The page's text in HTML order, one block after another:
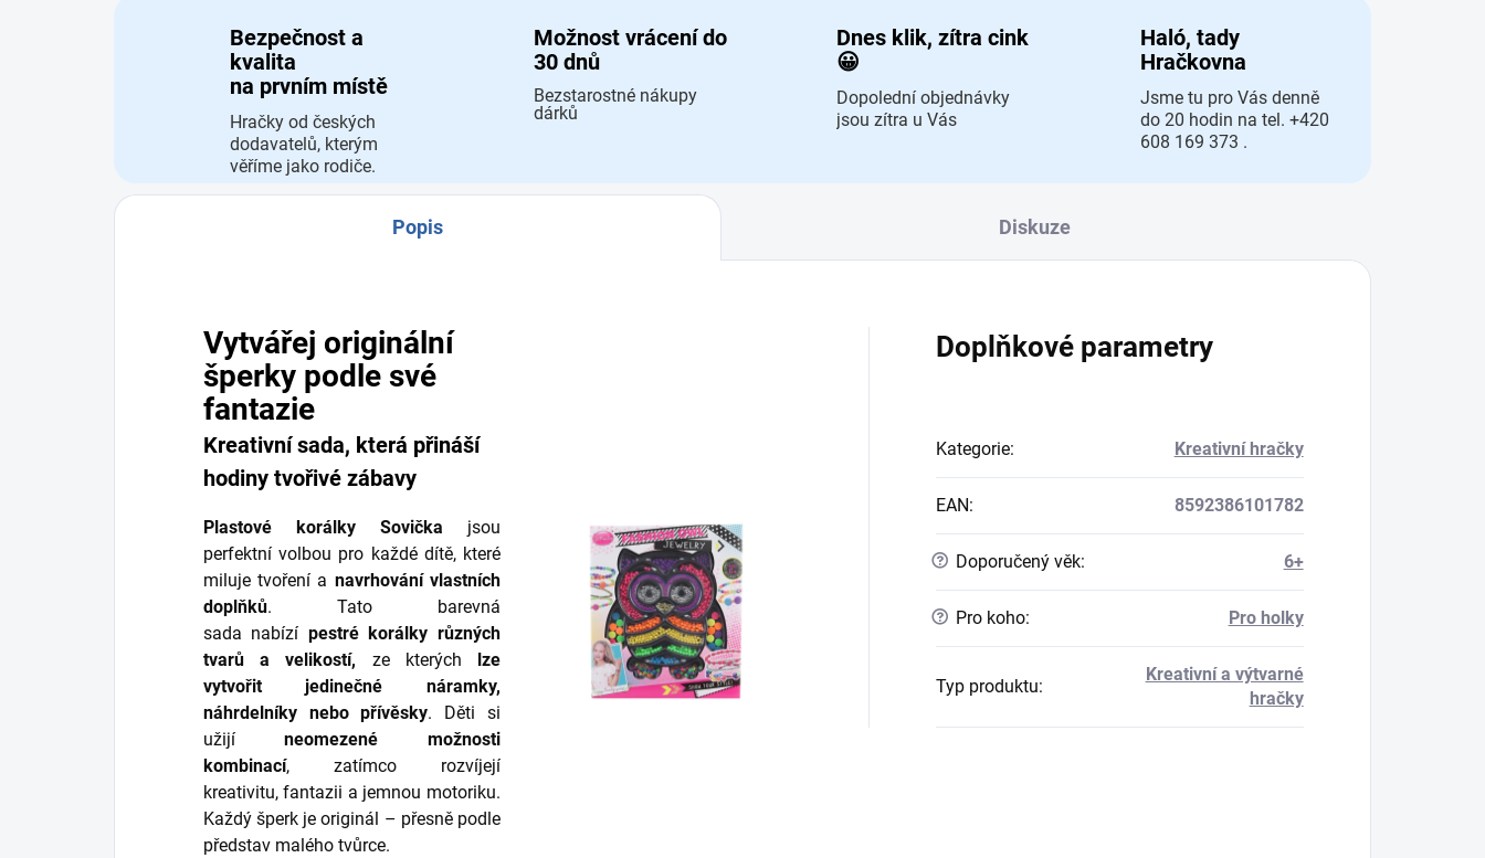
Bezpečnost a
kvalita
na prvním místě
Hračky od českých
dodavatelů, kterým
věříme jako rodiče.
Možnost vrácení do
30 dnů
Bezstarostné nákupy
dárků
Dnes klik, zítra cink
😀
Dopolední objednávky
jsou zítra u Vás
Haló, tady
Hračkovna
Jsme tu pro Vás denně
do 20 hodin na tel. +420
608 169 373 .
Popis Diskuze
Vytvářej originální
šperky podle své
fantazie
Kreativní sada, která přináší
hodiny tvořivé zábavy
Plastové korálky Sovička jsou
perfektní volbou pro každé dítě, které
miluje tvoření a navrhování vlastních
doplňků. Tato barevná
sada nabízí pestré korálky různých
tvarů a velikostí, ze kterých
lze
vytvořit jedinečné náramky,
náhrdelníky nebo přívěsky. Děti si
užijíneomezené možnosti
kombinací, zatímco rozvíjejí
kreativitu, fantazii a jemnou motoriku.
Každý šperk je originál – přesně podle
představ malého tvůrce.
Doplňkové parametry
Kategorie: Kreativní hračky
EAN: 8592386101782
? Doporučený věk: 6+
? Pro koho: Pro holky
Typ produktu:
Kreativní a výtvarné
hračky